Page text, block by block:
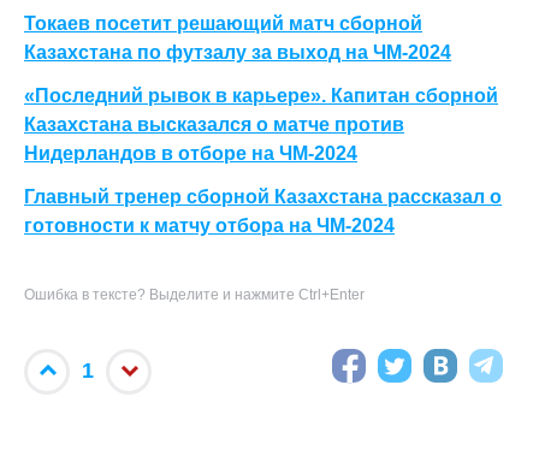
Токаев посетит решающий матч сборной
Казахстана по футзалу за выход на ЧМ-2024
«Последний рывок в карьере». Капитан сборной
Казахстана высказался о матче против
Нидерландов в отборе на ЧМ-2024
Главный тренер сборной Казахстана рассказал о
готовности к матчу отбора на ЧМ-2024
Ошибка в тексте? Выделите и нажмите Ctrl+Enter
1